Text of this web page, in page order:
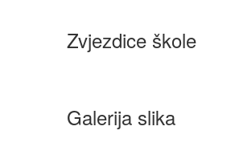
Zvjezdice škole
Galerija slika